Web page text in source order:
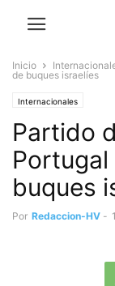
Inicio
de buques israelíes
Internacionales
Partido
buques
Por Redaccion-HV -